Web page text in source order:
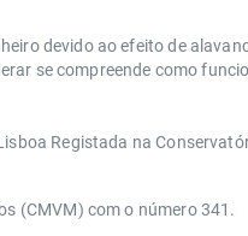
devido ao efeito de
se compreende como
Registada na
(CMVM) com o número 341.